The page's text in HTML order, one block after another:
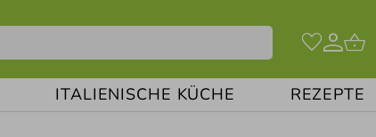
ITALIENISCHE KÜCHE REZEPTE